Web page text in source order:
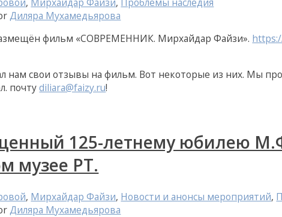
, Мирхайдар Файзи, Проблемы наследия
Диляра Мухамедьярова
фильм «СОВРЕМЕННИК. Мирхайдар Файзи».
нам свои отзывы на фильм. Вот некоторые из них. Мы
почтуdiliara@faizy.ru!
125-летнему юбилею
музее РТ.
, Мирхайдар Файзи, Новости и анонсы мероприятий,
Диляра Мухамедьярова